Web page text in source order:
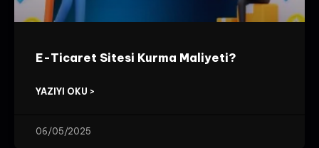
E-Ticaret Sitesi Kurma Maliyeti?
YAZIYI OKU >
06/05/2025